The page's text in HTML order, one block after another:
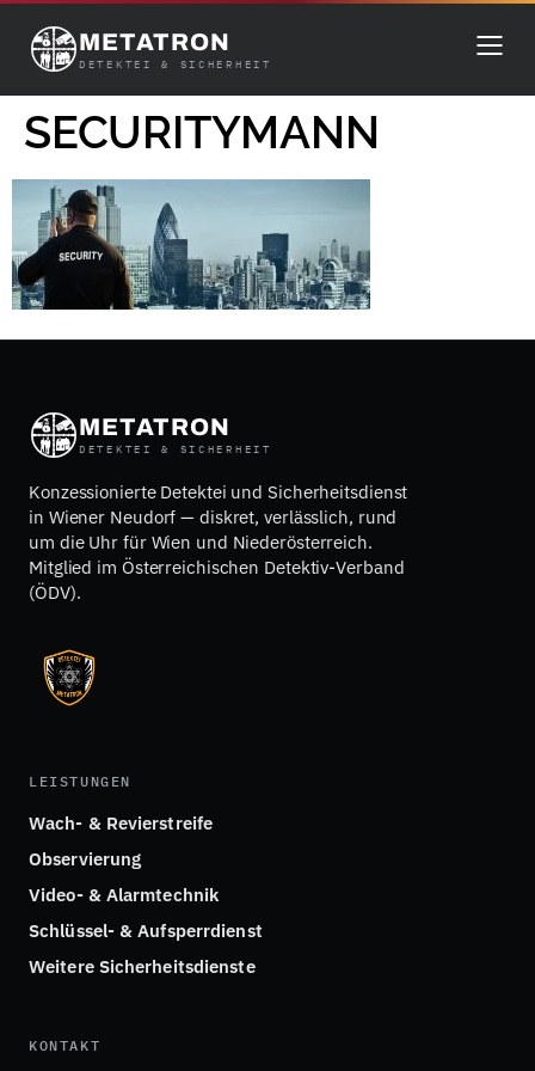
METATRON
DETEKTEI & SICHERHEIT
SECURITYMANN
METATRON
DETEKTEI & SICHERHEIT
Konzessionierte Detektei und Sicherheitsdienst
in Wiener Neudorf — diskret, verlässlich, rund
um die Uhr für Wien und Niederösterreich.
Mitglied im Österreichischen Detektiv-Verband
(ÖDV).
LEISTUNGEN
Wach- & Revierstreife
Observierung
Video- & Alarmtechnik
Schlüssel- & Aufsperrdienst
Weitere Sicherheitsdienste
KONTAKT